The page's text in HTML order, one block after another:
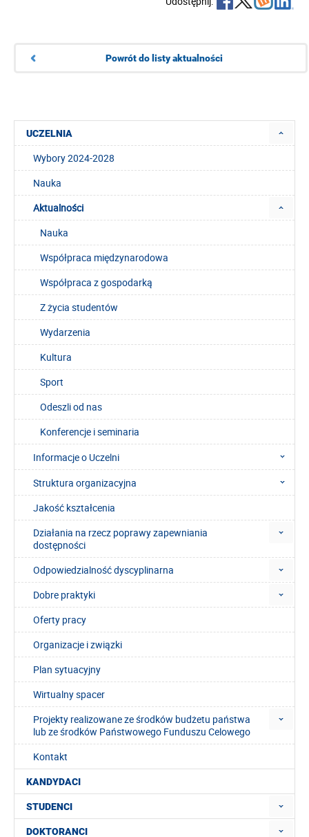
Powrót do listy aktualności
UCZELNIA
Wybory 2024-2028
Nauka
Aktualności
Nauka
Współpraca międzynarodowa
Współpraca z gospodarką
Z życia studentów
Wydarzenia
Kultura
Sport
Odeszli od nas
Konferencje i seminaria
Informacje o Uczelni
Struktura organizacyjna
Jakość kształcenia
Działania na rzecz poprawy zapewniania
dostępności
Odpowiedzialność dyscyplinarna
Dobre praktyki
Oferty pracy
Organizacje i związki
Plan sytuacyjny
Wirtualny spacer
Projekty realizowane ze środków budżetu państwa
lub ze środków Państwowego Funduszu Celowego
Kontakt
KANDYDACI
STUDENCI
DOKTORANCI